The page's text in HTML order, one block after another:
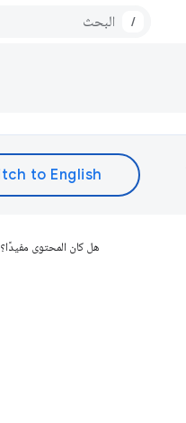
/
هل كان المحتوى مفيدًا؟